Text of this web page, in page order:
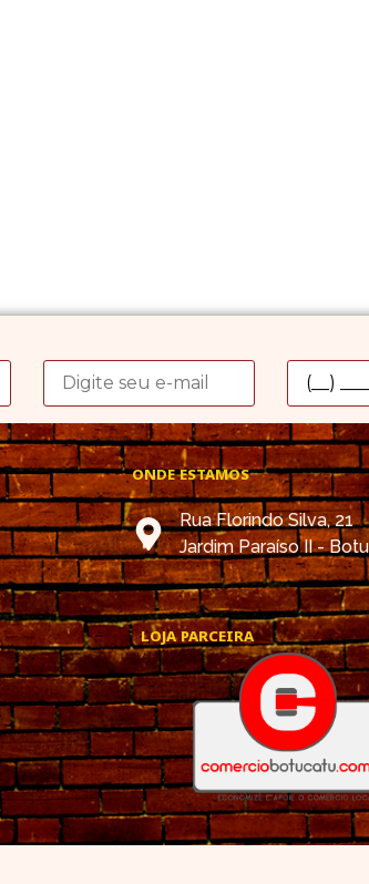
ONDE ESTAMOS
Rua Florindo Silva, 21
Jardim Paraíso II -
LOJA PARCEIRA